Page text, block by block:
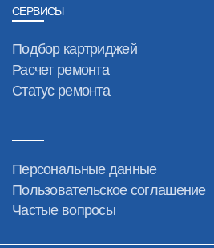
СЕРВИСЫ
Подбор картриджей
Расчет ремонта
Статус ремонта
Персональные данные
Пользовательское соглашение
Частые вопросы